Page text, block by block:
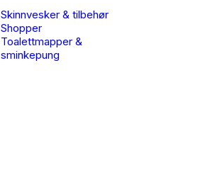
Skinnvesker & tilbehør
Shopper
Toalettmapper &
sminkepung